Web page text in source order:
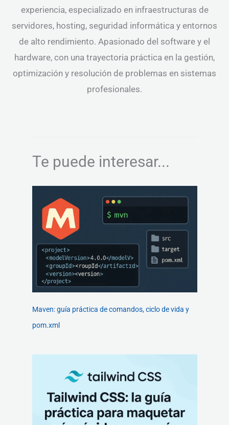
experiencia, especializado en infraestructuras de
servidores, hosting, seguridad informática y entornos
de alto rendimiento. Apasionado del software y el
hardware, con una trayectoria práctica en la gestión,
optimización y resolución de problemas en sistemas
profesionales.
Te puede interesar...
Maven: guía práctica de comandos, ciclo de vida y
pom.xml